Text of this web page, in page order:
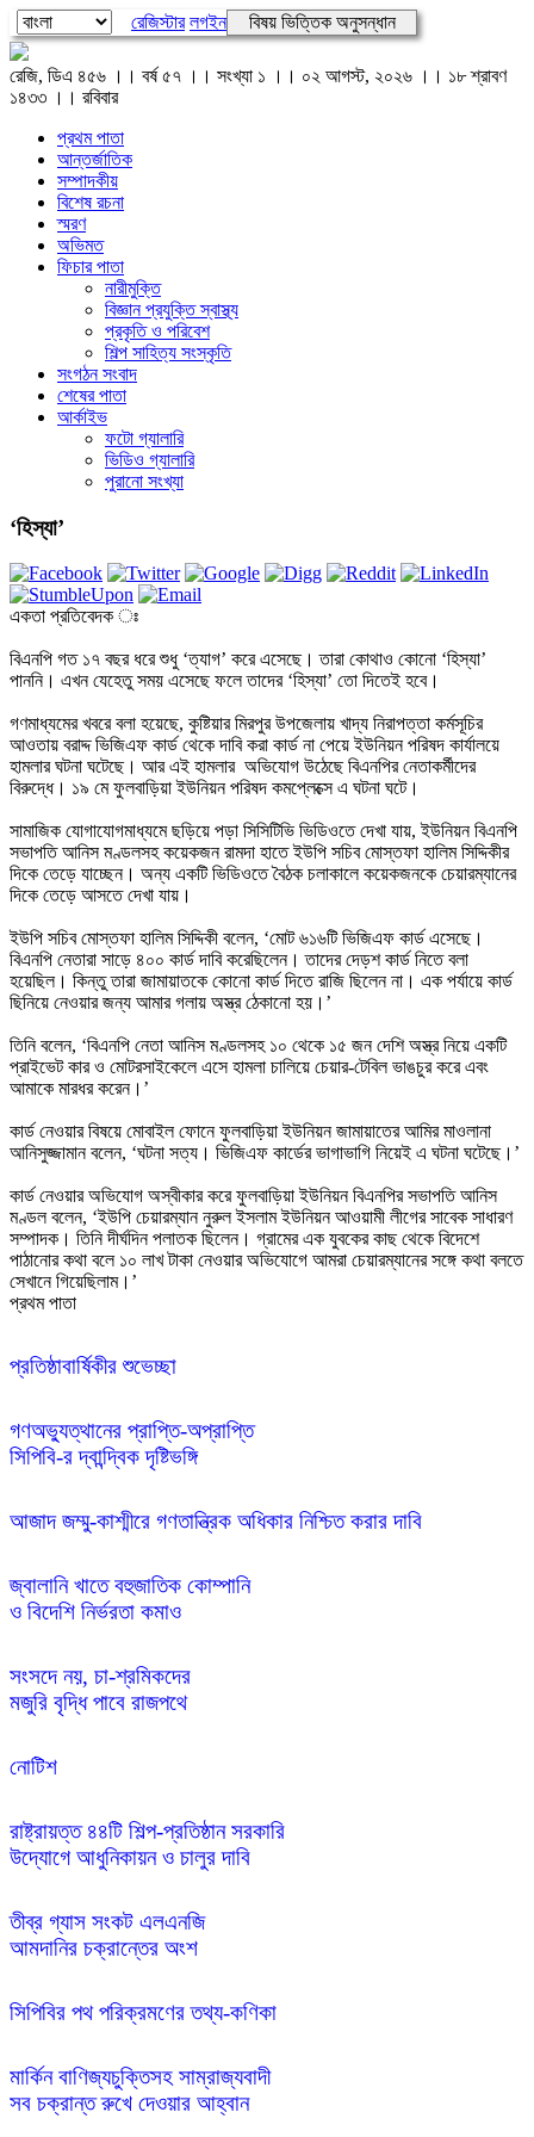
রেজিস্টার লগইন বিষয় ভিত্তিক অনুসন্ধান
রেজি, ডিএ ৪৫৬ ।। বর্ষ ৫৭ ।। সংখ্যা ১ ।। ০২ আগস্ট, ২০২৬ ।। ১৮ শ্রাবণ
১৪৩৩ ।। রবিবার
প্রথম পাতা
আন্তর্জাতিক
সম্পাদকীয়
বিশেষ রচনা
স্মরণ
অভিমত
ফিচার পাতা
নারীমুক্তি
বিজ্ঞান প্রযুক্তি স্বাস্থ্য
প্রকৃতি ও পরিবেশ
শিল্প সাহিত্য সংস্কৃতি
সংগঠন সংবাদ
শেষের পাতা
আর্কাইভ
ফটো গ্যালারি
ভিডিও গ্যালারি
পুরানো সংখ্যা
‘হিস্যা’
একতা প্রতিবেদক ঃ
বিএনপি গত ১৭ বছর ধরে শুধু ‘ত্যাগ’ করে এসেছে। তারা কোথাও কোনো ‘হিস্যা’
পাননি। এখন যেহেতু সময় এসেছে ফলে তাদের ‘হিস্যা’ তো দিতেই হবে।
গণমাধ্যমের খবরে বলা হয়েছে, কুষ্টিয়ার মিরপুর উপজেলায় খাদ্য নিরাপত্তা কর্মসূচির
আওতায় বরাদ্দ ভিজিএফ কার্ড থেকে দাবি করা কার্ড না পেয়ে ইউনিয়ন পরিষদ কার্যালয়ে
হামলার ঘটনা ঘটেছে। আর এই হামলার  অভিযোগ উঠেছে বিএনপির নেতাকর্মীদের
বিরুদ্ধে। ১৯ মে ফুলবাড়িয়া ইউনিয়ন পরিষদ কমপ্লেক্সে এ ঘটনা ঘটে।
সামাজিক যোগাযোগমাধ্যমে ছড়িয়ে পড়া সিসিটিভি ভিডিওতে দেখা যায়, ইউনিয়ন বিএনপি
সভাপতি আনিস মণ্ডলসহ কয়েকজন রামদা হাতে ইউপি সচিব মোস্তফা হালিম সিদ্দিকীর
দিকে তেড়ে যাচ্ছেন। অন্য একটি ভিডিওতে বৈঠক চলাকালে কয়েকজনকে চেয়ারম্যানের
দিকে তেড়ে আসতে দেখা যায়।
ইউপি সচিব মোস্তফা হালিম সিদ্দিকী বলেন, ‘মোট ৬১৬টি ভিজিএফ কার্ড এসেছে।
বিএনপি নেতারা সাড়ে ৪০০ কার্ড দাবি করেছিলেন। তাদের দেড়শ কার্ড নিতে বলা
হয়েছিল। কিন্তু তারা জামায়াতকে কোনো কার্ড দিতে রাজি ছিলেন না। এক পর্যায়ে কার্ড
ছিনিয়ে নেওয়ার জন্য আমার গলায় অস্ত্র ঠেকানো হয়।’
তিনি বলেন, ‘বিএনপি নেতা আনিস মণ্ডলসহ ১০ থেকে ১৫ জন দেশি অস্ত্র নিয়ে একটি
প্রাইভেট কার ও মোটরসাইকেলে এসে হামলা চালিয়ে চেয়ার-টেবিল ভাঙচুর করে এবং
আমাকে মারধর করেন।’
কার্ড নেওয়ার বিষয়ে মোবাইল ফোনে ফুলবাড়িয়া ইউনিয়ন জামায়াতের আমির মাওলানা
আনিসুজ্জামান বলেন, ‘ঘটনা সত্য। ভিজিএফ কার্ডের ভাগাভাগি নিয়েই এ ঘটনা ঘটেছে।’
কার্ড নেওয়ার অভিযোগ অস্বীকার করে ফুলবাড়িয়া ইউনিয়ন বিএনপির সভাপতি আনিস
মণ্ডল বলেন, ‘ইউপি চেয়ারম্যান নুরুল ইসলাম ইউনিয়ন আওয়ামী লীগের সাবেক সাধারণ
সম্পাদক। তিনি দীর্ঘদিন পলাতক ছিলেন। গ্রামের এক যুবকের কাছ থেকে বিদেশে
পাঠানোর কথা বলে ১০ লাখ টাকা নেওয়ার অভিযোগে আমরা চেয়ারম্যানের সঙ্গে কথা বলতে
প্রথম পাতা
গণঅভ্যুত্থানের প্রাপ্তি-অপ্রাপ্তি
সিপিবি-র দ্বান্দ্বিক দৃষ্টিভঙ্গি
আজাদ জম্মু-কাশ্মীরে গণতান্ত্রিক অধিকার নিশ্চিত করার দাবি
জ্বালানি খাতে বহুজাতিক কোম্পানি
সংসদে নয়, চা-শ্রমিকদের
নোটিশ
রাষ্ট্রায়ত্ত ৪৪টি শিল্প-প্রতিষ্ঠান সরকারি
তীব্র গ্যাস সংকট এলএনজি
সিপিবির পথ পরিক্রমণের তথ্য-কণিকা
মার্কিন বাণিজ্যচুক্তিসহ সাম্রাজ্যবাদী